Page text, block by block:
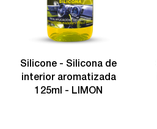
Silicone - Silicona de
interior aromatizada
125ml - LIMON